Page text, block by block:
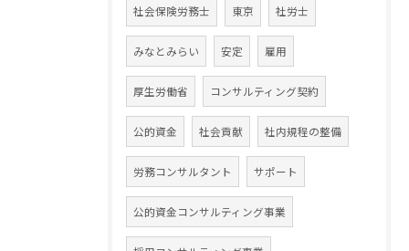
社会保険労務士 東京 社労士
みなとみらい 安定 雇用
厚生労働省 コンサルティング契約
公的資金 社会貢献 社内規程の整備
労務コンサルタント サポート
公的資金コンサルティング事業